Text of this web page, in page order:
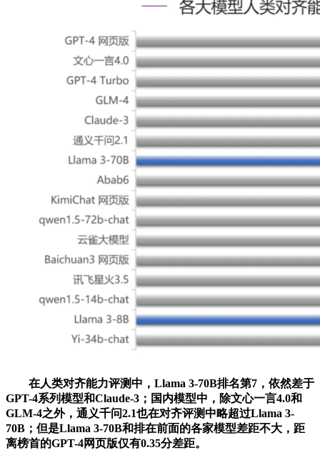
在人类对齐能力评测中，Llama 3-70B排名第7，依然差于
GPT-4系列模型和Claude-3；国内模型中，除文心一言4.0和
GLM-4之外，通义千问2.1也在对齐评测中略超过Llama 3-
70B；但是Llama 3-70B和排在前面的各家模型差距不大，距
离榜首的GPT-4网页版仅有0.35分差距。